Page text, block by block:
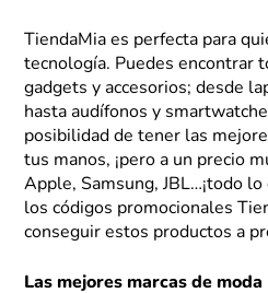
TiendaMia es perfecta para
tecnología. Puedes encontrar
gadgets y accesorios; desde
hasta audífonos y
posibilidad de tener las
tus manos, ¡pero a un precio
Apple, Samsung, JBL…¡todo
los códigos promocionales
conseguir estos productos a
Las mejores marcas de moda